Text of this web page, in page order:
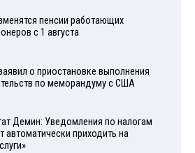
пенсии работающих
с 1 августа
о приостановке выполнения
по меморандуму с США
Демин: Уведомления по налогам
автоматически приходить на